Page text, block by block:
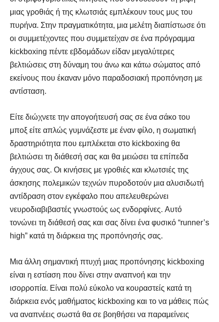
μιας γροθιάς ή της κλωτσιάς εμπλέκουν τους μυς του
πυρήνα. Στην πραγματικότητα, μια μελέτη διαπίστωσε ότι
οι συμμετέχοντες που συμμετείχαν σε ένα πρόγραμμα
kickboxing πέντε εβδομάδων είδαν μεγαλύτερες
βελτιώσεις στη δύναμη του άνω και κάτω σώματος από
εκείνους που έκαναν μόνο παραδοσιακή προπόνηση με
αντίσταση.
Είτε διώχνετε την απογοήτευσή σας σε ένα σάκο του
μποξ είτε απλώς γυμνάζεστε με έναν φίλο, η σωματική
δραστηριότητα που εμπλέκεται στο kickboxing θα
βελτιώσει τη διάθεσή σας και θα μειώσει τα επίπεδα
άγχους σας. Οι κινήσεις με γροθιές και κλωτσιές της
άσκησης πολεμικών τεχνών πυροδοτούν μια αλυσιδωτή
αντίδραση στον εγκέφαλο που απελευθερώνει
νευροδιαβιβαστές γνωστούς ως ενδορφίνες. Αυτό
τονώνει τη διάθεσή σας και σας δίνει ένα φυσικό “runner’s
high” κατά τη διάρκεια της προπόνησής σας.
Μια άλλη σημαντική πτυχή μιας προπόνησης kickboxing
είναι η εστίαση που δίνει στην αναπνοή και την
ισορροπία. Είναι πολύ εύκολο να κουραστείς κατά τη
διάρκεια ενός μαθήματος kickboxing και το να μάθεις πώς
να αναπνέεις σωστά θα σε βοηθήσει να παραμείνεις